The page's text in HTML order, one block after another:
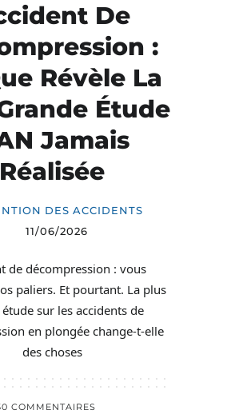
De
:
Révèle La
Étude
Jamais
Réalisée
DES ACCIDENTS
11/06/2026
de décompression : vous
paliers. Et pourtant. La plus
sur les accidents de
en plongée change-t-elle
des choses
COMMENTAIRES